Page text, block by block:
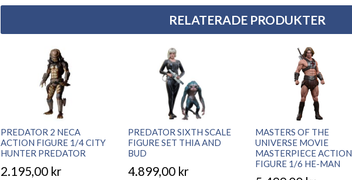
RELATERADE PRODUKTER
PREDATOR 2 NECA
ACTION FIGURE 1/4 CITY
HUNTER PREDATOR
2.195,00 kr
PREDATOR SIXTH SCALE
FIGURE SET THIA AND
BUD
4.899,00 kr
MASTERS OF THE
UNIVERSE MOVIE
MASTERPIECE ACTION
FIGURE 1/6 HE-MAN